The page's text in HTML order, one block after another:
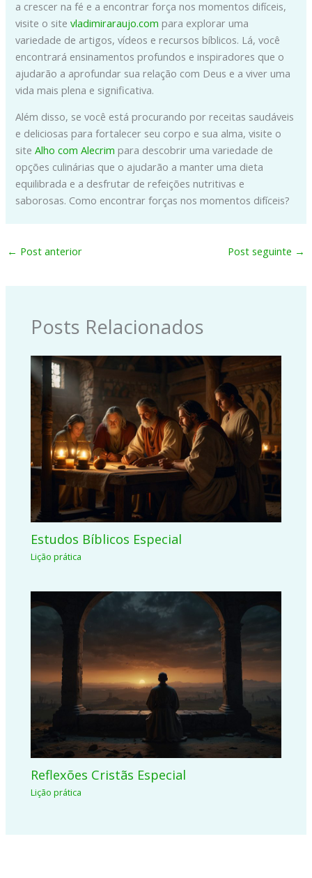
a crescer na fé e a encontrar força nos momentos difíceis,
visite o sitevladimiraraujo.com para explorar uma
variedade de artigos, vídeos e recursos bíblicos. Lá, você
encontrará ensinamentos profundos e inspiradores que o
ajudarão a aprofundar sua relação com Deus e a viver uma
vida mais plena e significativa.
Além disso, se você está procurando por receitas saudáveis
e deliciosas para fortalecer seu corpo e sua alma, visite o
siteAlho com Alecrim para descobrir uma variedade de
opções culinárias que o ajudarão a manter uma dieta
equilibrada e a desfrutar de refeições nutritivas e
saborosas. Como encontrar forças nos momentos difíceis?
← Post anterior Post seguinte →
Posts Relacionados
Estudos Bíblicos Especial
Lição prática
Reflexões Cristãs Especial
Lição prática